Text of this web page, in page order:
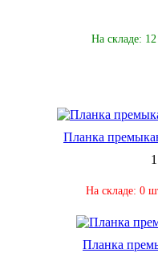
На складе:
Планка
На складе: 0
Планка